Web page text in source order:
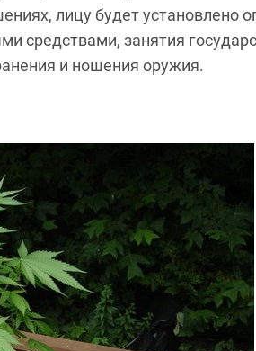
лицу будет установлено
средствами, занятия
и ношения оружия.